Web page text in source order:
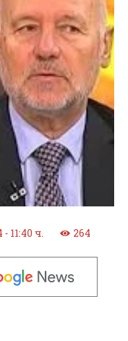
11:40 ч. 264